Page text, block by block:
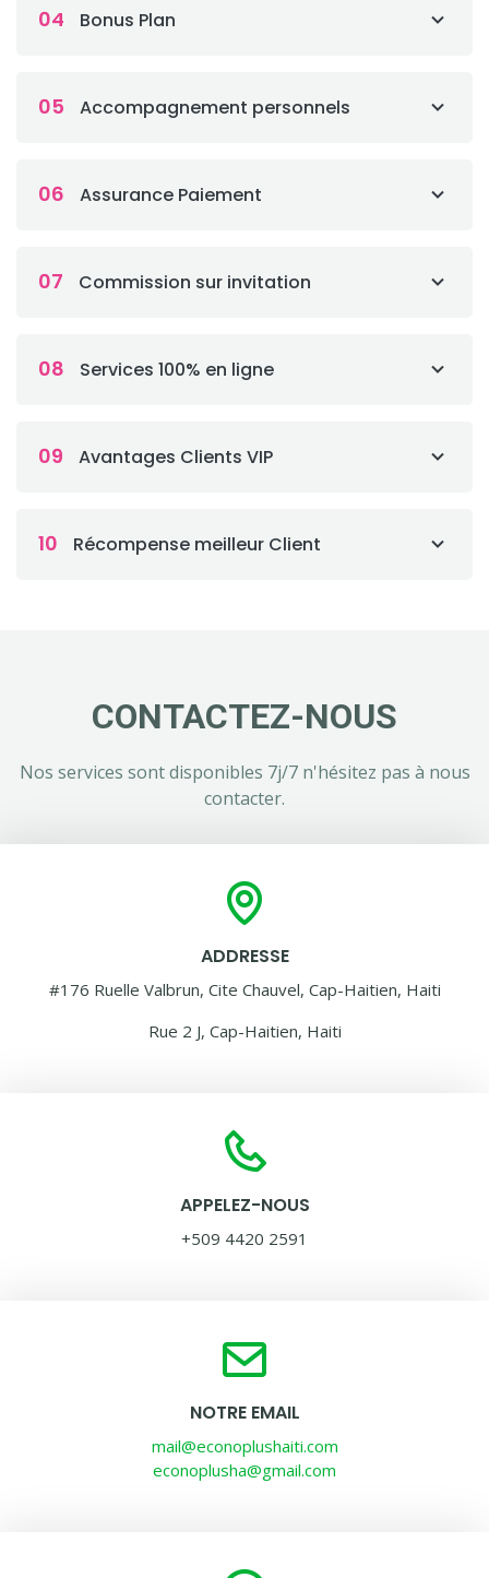
04 Bonus Plan
05 Accompagnement personnels
06 Assurance Paiement
07 Commission sur invitation
08 Services 100% en ligne
09 Avantages Clients VIP
10 Récompense meilleur Client
CONTACTEZ-NOUS
Nos services sont disponibles 7j/7 n'hésitez pas à nous
contacter.
ADDRESSE
#176 Ruelle Valbrun, Cite Chauvel, Cap-Haitien, Haiti
Rue 2 J, Cap-Haitien, Haiti
APPELEZ-NOUS
+509 4420 2591
NOTRE EMAIL
mail@econoplushaiti.com
econoplusha@gmail.com